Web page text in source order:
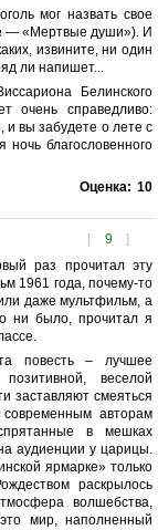
мог назвать свое
— «Мертвые души»). И
извините, ни один
ли напишет...
Белинского
очень справедливо:
и вы забудете о лете с
благословенного
Оценка: 10
[ 9 ]
раз прочитал эту
1961 года, почему-то
даже мультфильм, а
ни было, прочитал я
повесть – лучшее
веселой
заставляют смеяться
авторам
в мешках
аудиенции у царицы.
ярмарке» только
раскрылось
волшебства,
мир, наполненный